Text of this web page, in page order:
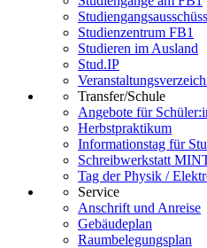
Studienzentrum FB1
Studieren im Ausland
Stud.IP
Transfer/Schule
Angebote für
Herbstpraktikum
Informationstag für
Schreibwerkstatt
Tag der Physik /
Service
Anschrift und Anreise
Gebäudeplan
Raumbelegungsplan